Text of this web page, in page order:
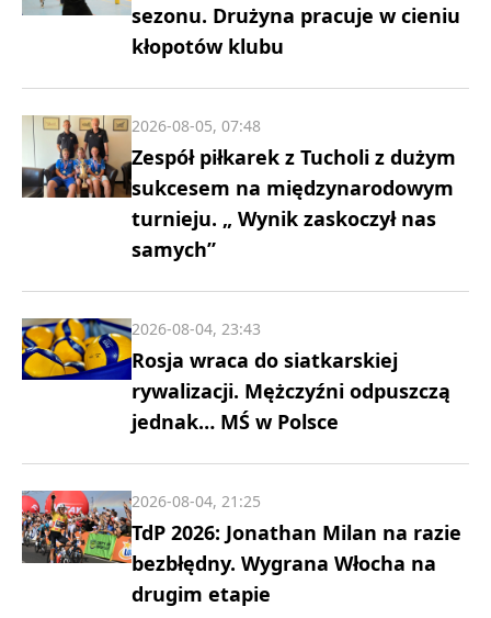
sezonu. Drużyna pracuje w cieniu
kłopotów klubu
Zespół piłkarek z Tucholi z dużym
sukcesem na międzynarodowym
turnieju. „ Wynik zaskoczył nas
samych”
2026-08-05, 07:48
Rosja wraca do siatkarskiej
rywalizacji. Mężczyźni odpuszczą
jednak… MŚ w Polsce
2026-08-04, 23:43
TdP 2026: Jonathan Milan na razie
bezbłędny. Wygrana Włocha na
drugim etapie
2026-08-04, 21:25